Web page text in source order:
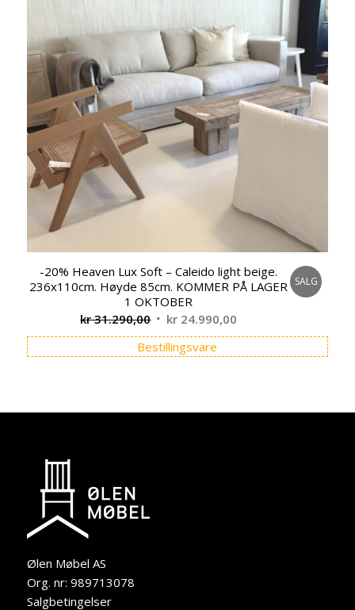
-20% Heaven Lux Soft – Caleido light beige.
236x110cm. Høyde 85cm. KOMMER PÅ LAGER
1 OKTOBER
kr31.290,00 Opprinnelig
pris
var:
kr 24.990,00
pris
er:
SALG
Bestillingsvare
Ølen Møbel AS
Org. nr: 989713078
Salgbetingelser